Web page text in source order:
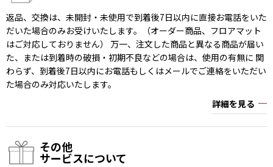
返品、交換は、未開封・未使用で到着後7日以内に直接お電話をいた
だいた場合のみお受けいたします。（オーダー商品、フロアマット
はご対応しておりません） 万一、注文した商品と異なる商品が届い
た、または到着時の破損・初期不良などの場合は、使用の有無に 関
わらず、到着後7日以内にお電話もしくはメールでご連絡をいただい
た場合のみ対応いたします。
詳細を見る
その他
サービスについて